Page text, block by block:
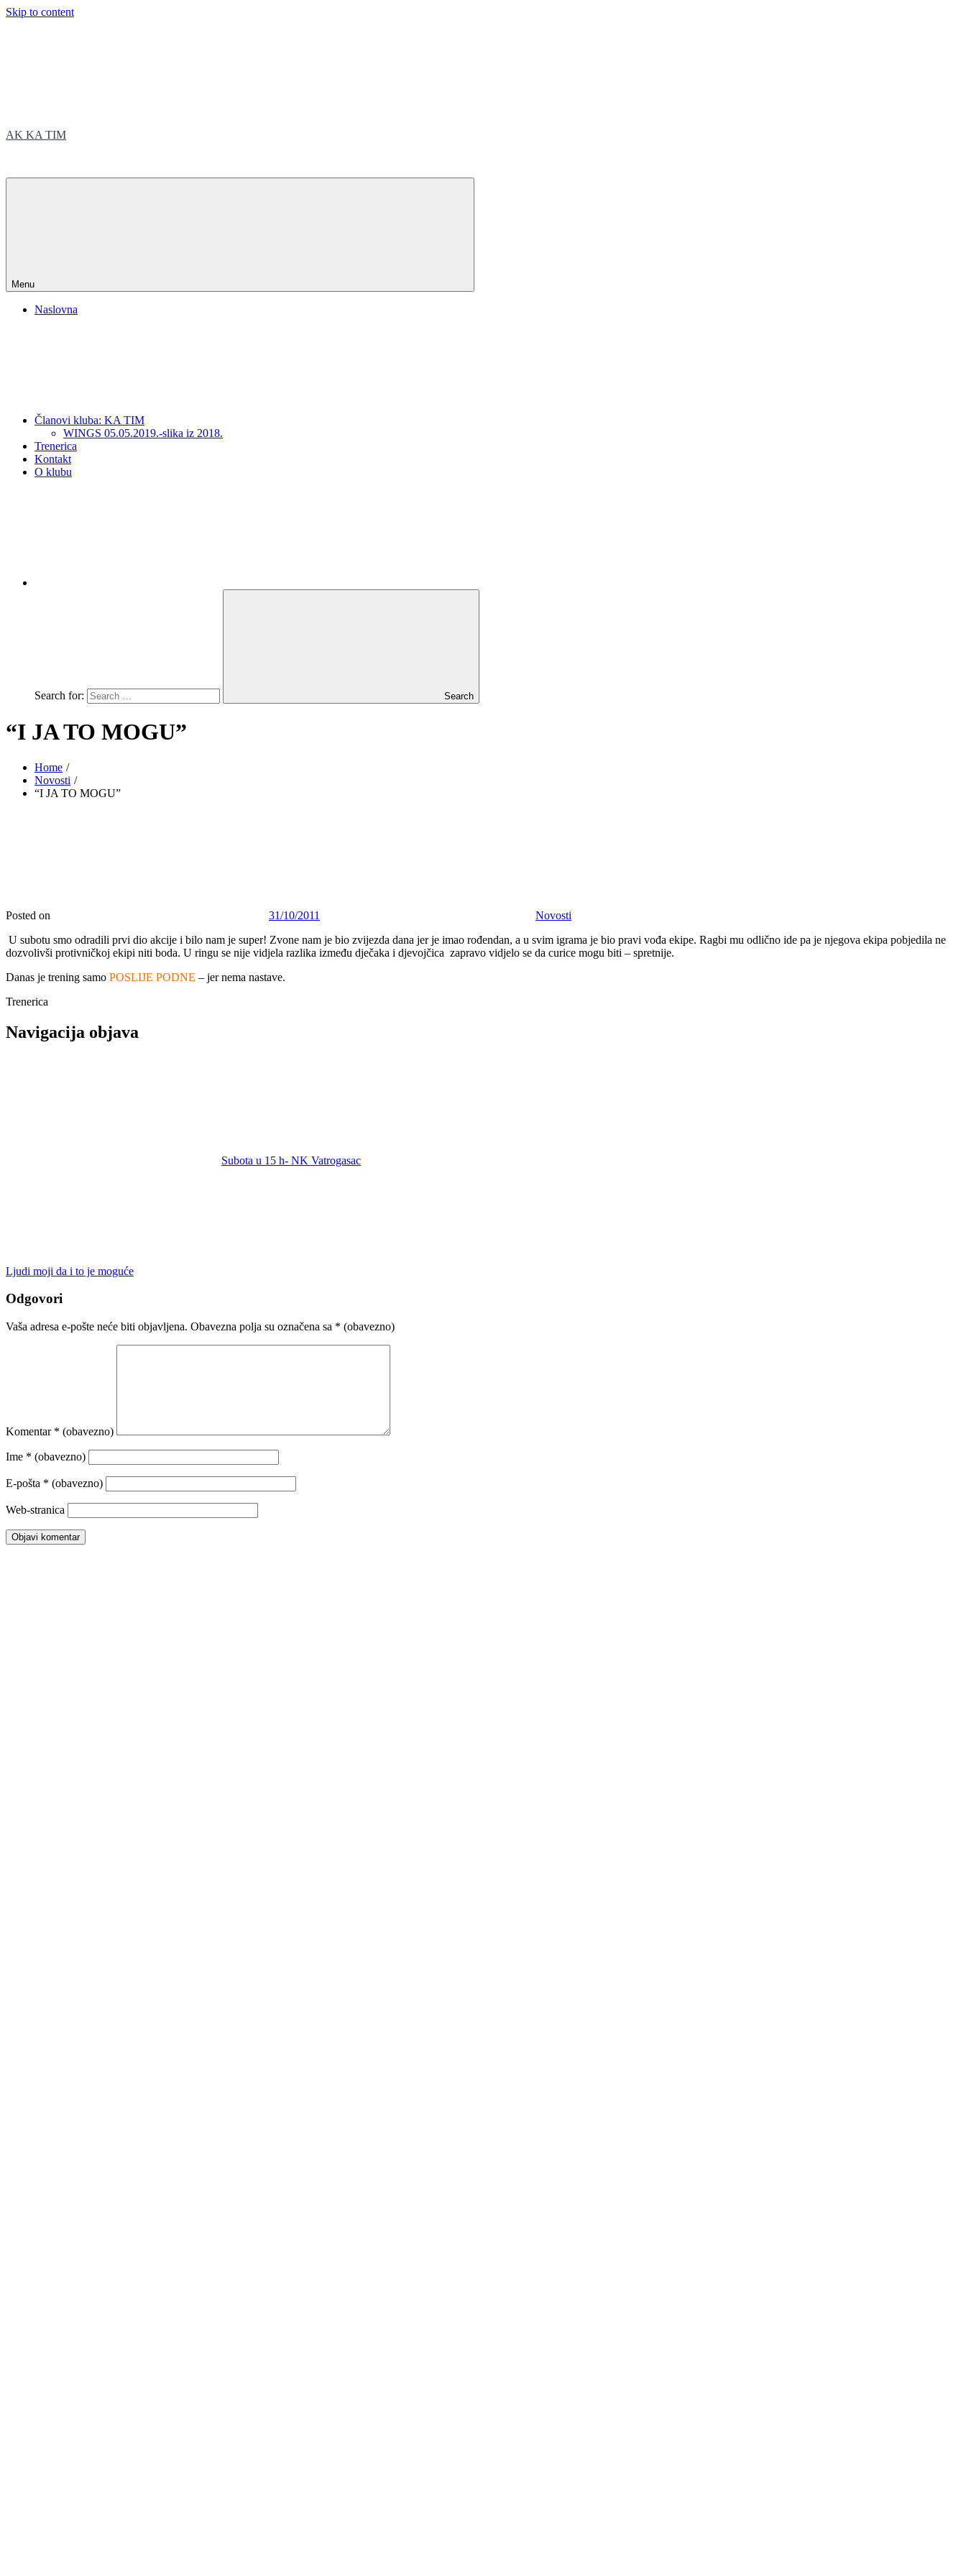
Skip to content
AK KA TIM
Menu
Naslovna
Članovi kluba: KA TIM
WINGS 05.05.2019.-slika iz 2018.
Trenerica
Kontakt
O klubu
Search for: Search
“I JA TO MOGU”
Home
Novosti
“I JA TO MOGU”
Posted on 31/10/2011
Novosti
U subotu smo odradili prvi dio akcije i bilo nam je super! Zvone nam je bio zvijezda dana jer je imao rođendan, a u svim igrama je bio pravi vođa ekipe. Ragbi mu odlično ide pa je njegova ekipa pobjedila ne
dozvolivši protivničkoj ekipi niti boda. U ringu se nije vidjela razlika između dječaka i djevojčica zapravo vidjelo se da curice mogu biti – spretnije.
Danas je trening samo POSLIJE PODNE – jer nema nastave.
Trenerica
Navigacija objava
Subota u 15 h- NK Vatrogasac
Ljudi moji da i to je moguće
Odgovori
Vaša adresa e-pošte neće biti objavljena. Obavezna polja su označena sa * (obavezno)
Komentar * (obavezno)
Ime * (obavezno)
E-pošta * (obavezno)
Web-stranica